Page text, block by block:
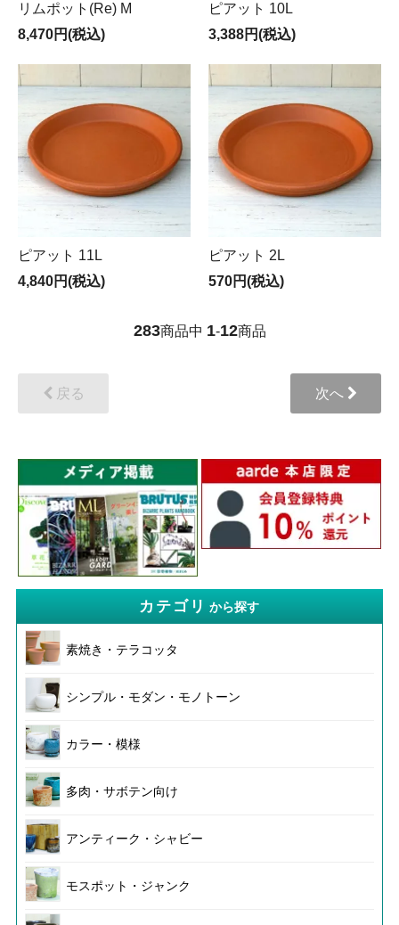
リムポット(Re) M
8,470円(税込)
ピアット 10L
3,388円(税込)
ピアット 11L
4,840円(税込)
ピアット 2L
570円(税込)
283商品中 1-12商品
戻る 次へ
カテゴリ から探す
素焼き・テラコッタ
シンプル・モダン・モノトーン
カラー・模様
多肉・サボテン向け
アンティーク・シャビー
モスポット・ジャンク